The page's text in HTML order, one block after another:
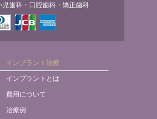
児歯科・口腔歯科・矯正歯科
インプラント治療
インプラントとは
費用について
治療例